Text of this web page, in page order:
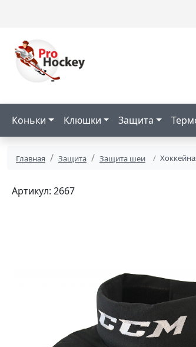
Коньки Клюшки Защита
Главная Защита Защита шеи
Артикул: 2667